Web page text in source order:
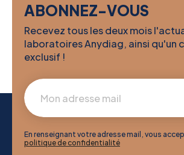
ABONNEZ-VOUS
Recevez tous les deux mois
laboratoires Anydiag, ainsi qu'un
exclusif !
En renseignant votre adresse mail, vous
politique de confidentialité